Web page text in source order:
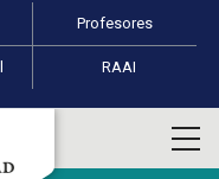
Profesores
RAAI